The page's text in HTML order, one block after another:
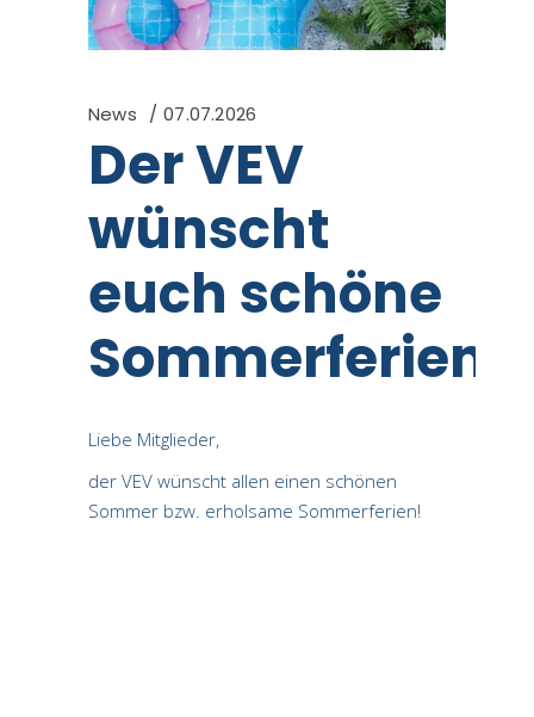
News 07.07.2026
Der VEV
wünscht
euch schöne
Sommerferien!
Liebe Mitglieder,
der VEV wünscht allen einen schönen
Sommer bzw. erholsame Sommerferien!